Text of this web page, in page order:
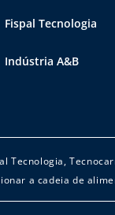
Fispal Tecnologia
Indústria A&B
Tecnologia,
a cadeia de